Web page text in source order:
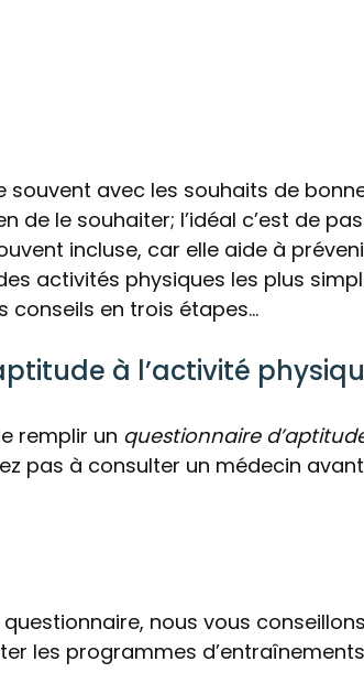
souvent avec les souhaits de
de le souhaiter; l’idéal c’est de
incluse, car elle aide à
activités physiques les plus
conseils en trois étapes…
à l’activité
remplir un questionnaire
pas à consulter un médecin
nous vous
les programmes